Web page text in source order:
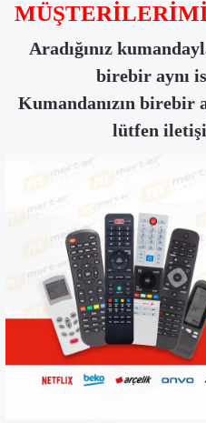
Aradığınız
birebir aynı
Kumandanızın birebir
lütfen